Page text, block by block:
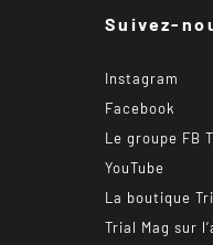
Suivez-
Instagram
Facebook
Le groupe FB
YouTube
La boutique
Trial Mag sur